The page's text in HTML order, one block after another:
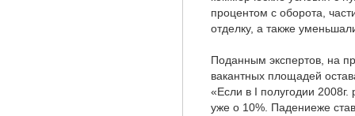
процентом с оборота,
отделку, а также
Поданным экспертов, на
вакантных площадей
«Если в I полугодии
уже о 10%. Падениеже